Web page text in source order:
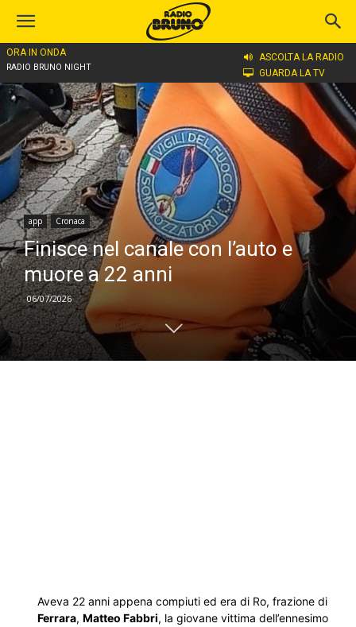
ORA IN ONDA
RADIO BRUNO NIGHT
ASCOLTA LA RADIO
GUARDA LA TV
Home
app Cronaca
Finisce nel canale con l’auto e
muore a 22 anni
06/07/2026
Aveva 22 anni appena compiuti ed era di Ro, frazione di
Ferrara, Matteo Fabbri, la giovane vittima dell’ennesimo